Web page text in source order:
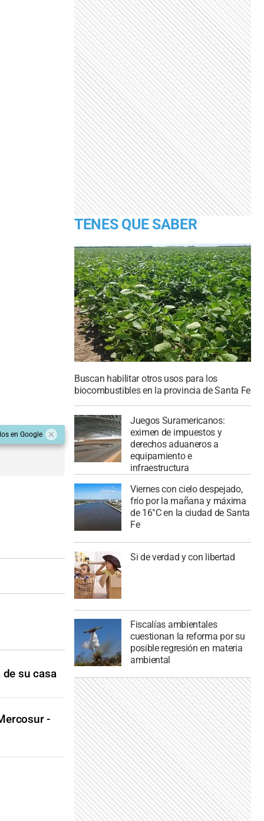
en Google
su casa
-
TENES QUE SABER
Buscan habilitar otros usos para los
biocombustibles en la provincia de Santa Fe
Juegos Suramericanos:
eximen de impuestos y
derechos aduaneros a
equipamiento e
infraestructura
Viernes con cielo despejado,
frío por la mañana y máxima
de 16°C en la ciudad de Santa
Fe
Si de verdad y con libertad
Fiscalías ambientales
cuestionan la reforma por su
posible regresión en materia
ambiental